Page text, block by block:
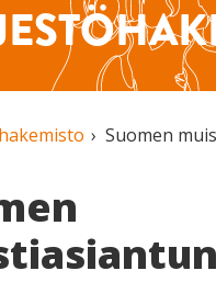
Suomen